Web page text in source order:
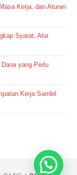
Kerja, dan Aturan
Syarat, Alur
yang Perlu
Kerja Sambil